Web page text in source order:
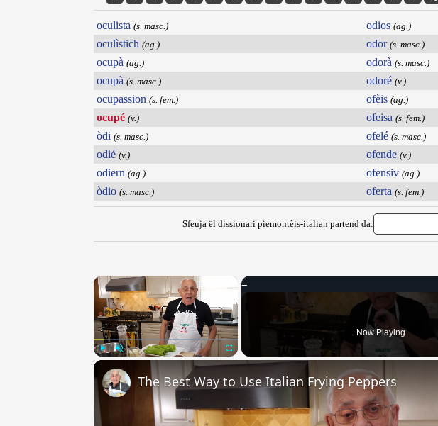
oculista (s. masc.)
oculìstich (ag.)
ocupà (ag.)
ocupà (s. masc.)
ocupassion (s. fem.)
ocupé (v.)
òdi (s. masc.)
odié (v.)
odiern (ag.)
òdio (s. masc.)
odios (ag.)
odor (s. masc.)
odorà (s. masc.)
odoré (v.)
ofèis (ag.)
ofeisa (s. fem.)
ofelé (s. masc.)
ofende (v.)
ofensiv (ag.)
oferta (s. fem.)
Sfeuja ël dissionari piemontèis-italian partend da:
Fullscreen
Now Playing
The Best Way to Use Italian Frying Peppers